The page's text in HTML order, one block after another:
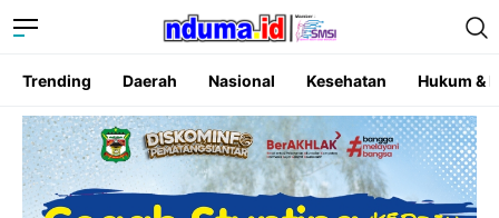
Trending Daerah Nasional Kesehatan Hukum &